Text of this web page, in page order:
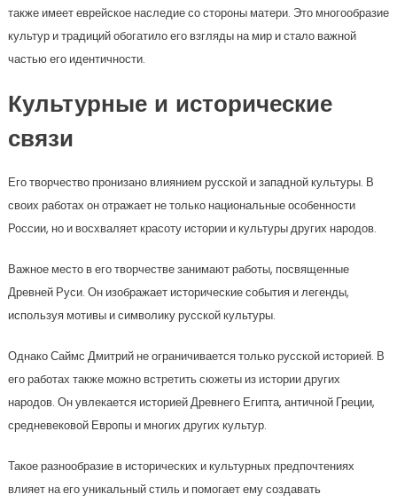
также имеет еврейское наследие со стороны матери. Это многообразие
культур и традиций обогатило его взгляды на мир и стало важной
частью его идентичности.
Культурные и исторические
связи
Его творчество пронизано влиянием русской и западной культуры. В
своих работах он отражает не только национальные особенности
России, но и восхваляет красоту истории и культуры других народов.
Важное место в его творчестве занимают работы, посвященные
Древней Руси. Он изображает исторические события и легенды,
используя мотивы и символику русской культуры.
Однако Саймс Дмитрий не ограничивается только русской историей. В
его работах также можно встретить сюжеты из истории других
народов. Он увлекается историей Древнего Египта, античной Греции,
средневековой Европы и многих других культур.
Такое разнообразие в исторических и культурных предпочтениях
влияет на его уникальный стиль и помогает ему создавать